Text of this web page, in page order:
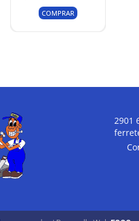
COMPRAR
2901